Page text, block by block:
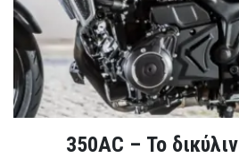
350AC – Το